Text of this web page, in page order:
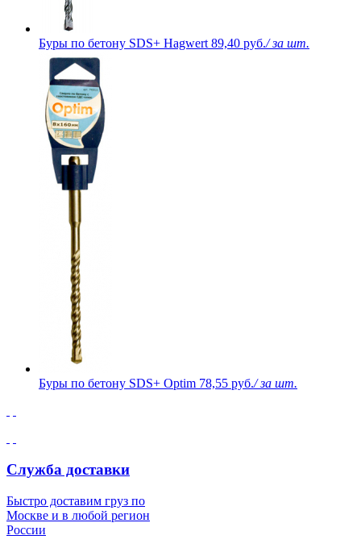
Буры по бетону SDS+ Hagwert 89,40 руб./ за шт.
Буры по бетону SDS+ Optim 78,55 руб./ за шт.
Служба доставки
Быстро доставим груз по
Москве и в любой регион
России